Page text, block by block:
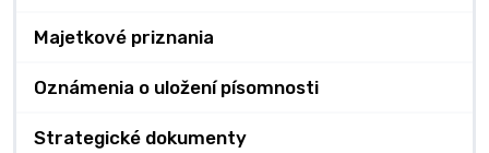
Majetkové priznania
Oznámenia o uložení písomnosti
Strategické dokumenty